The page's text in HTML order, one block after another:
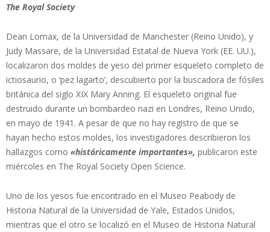
The Royal Society
Dean Lomax, de la Universidad de Manchester (Reino Unido), y
Judy Massare, de la Universidad Estatal de Nueva York (EE. UU.),
localizaron dos moldes de yeso del primer esqueleto completo de
ictiosaurio, o ‘pez lagarto’, descubierto por la buscadora de fósiles
británica del siglo XIX Mary Anning. El esqueleto original fue
destruido durante un bombardeo nazi en Londres, Reino Unido,
en mayo de 1941. A pesar de que no hay registro de que se
hayan hecho estos moldes, los investigadores describieron los
hallazgos como «históricamente importantes», publicaron este
miércoles en The Royal Society Open Science.
Uno de los yesos fue encontrado en el Museo Peabody de
Historia Natural de la Universidad de Yale, Estados Unidos,
mientras que el otro se localizó en el Museo de Historia Natural